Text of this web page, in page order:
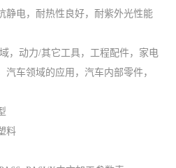
静电，耐热性良好，耐紫外光性能
，动力/其它工具，工程配件，家电
车领域的应用，汽车内部零件，
料